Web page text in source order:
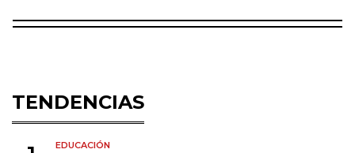
TENDENCIAS
EDUCACIÓN